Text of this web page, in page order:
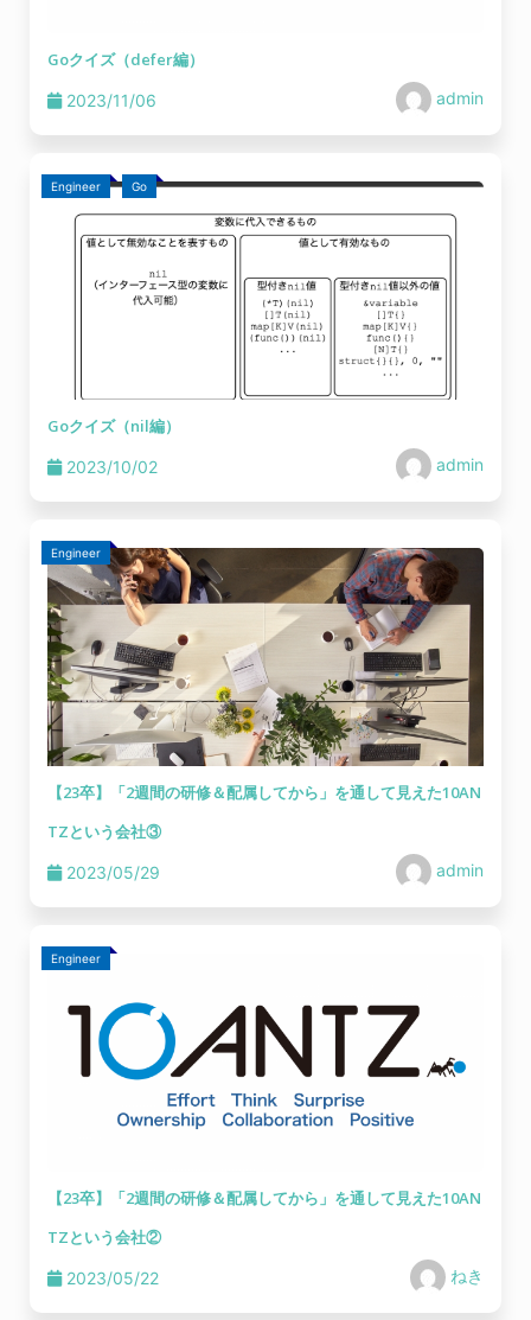
Goクイズ（defer編）
2023/11/06 admin
Engineer Go
Goクイズ（nil編）
2023/10/02 admin
Engineer
【23卒】「2週間の研修＆配属してから」を通して見えた10AN
TZという会社③
2023/05/29 admin
Engineer
【23卒】「2週間の研修＆配属してから」を通して見えた10AN
TZという会社②
2023/05/22 ねき